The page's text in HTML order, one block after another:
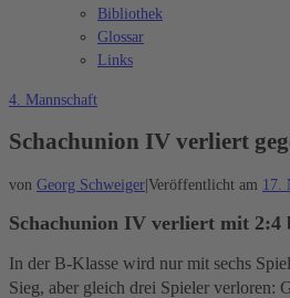
Bibliothek
Glossar
Links
4. Mannschaft
Schachunion IV verliert
von Georg Schweiger|Veröffentlicht am 17.
Schachunion IV verliert mit
In der B-Klasse wird nur mit sechs
Sieg, aber gleich drei Spieler verloren: